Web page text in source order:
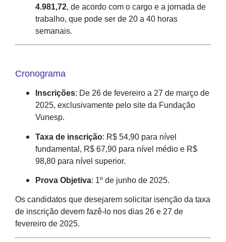
4.981,72, de acordo com o cargo e a jornada de
trabalho, que pode ser de 20 a 40 horas
semanais.
Cronograma
Inscrições: De 26 de fevereiro a 27 de março de
2025, exclusivamente pelo site da Fundação
Vunesp.
Taxa de inscrição: R$ 54,90 para nível
fundamental, R$ 67,90 para nível médio e R$
98,80 para nível superior.
Prova Objetiva: 1º de junho de 2025.
Os candidatos que desejarem solicitar isenção da taxa
de inscrição devem fazê-lo nos dias 26 e 27 de
fevereiro de 2025.